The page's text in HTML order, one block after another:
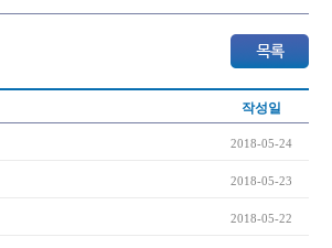
작성일
2018-05-24
2018-05-23
2018-05-22